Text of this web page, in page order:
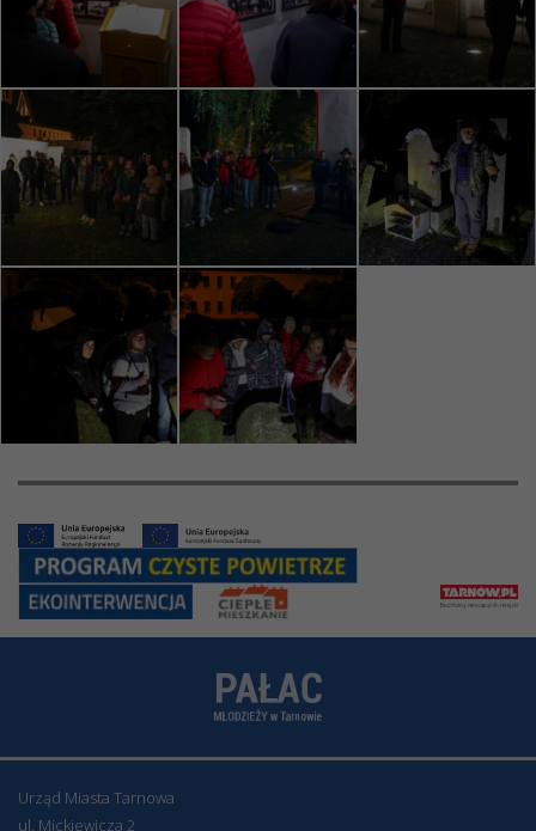
Urząd Miasta Tarnowa
ul. Mickiewicza 2